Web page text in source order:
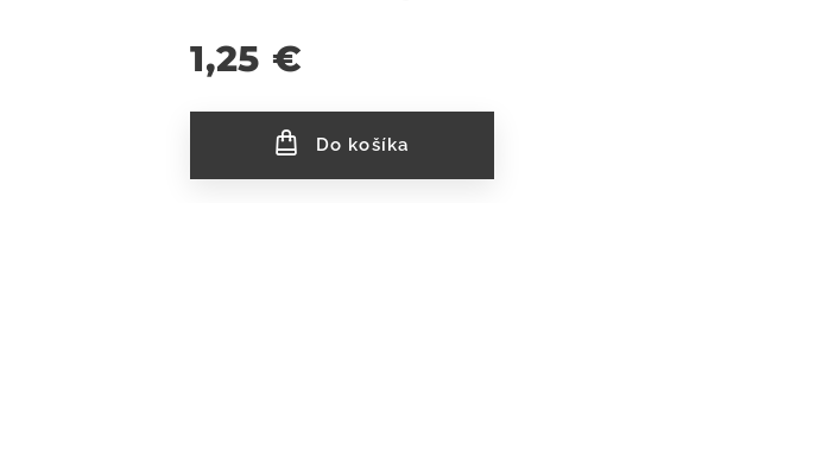
1,25 €
Do košíka